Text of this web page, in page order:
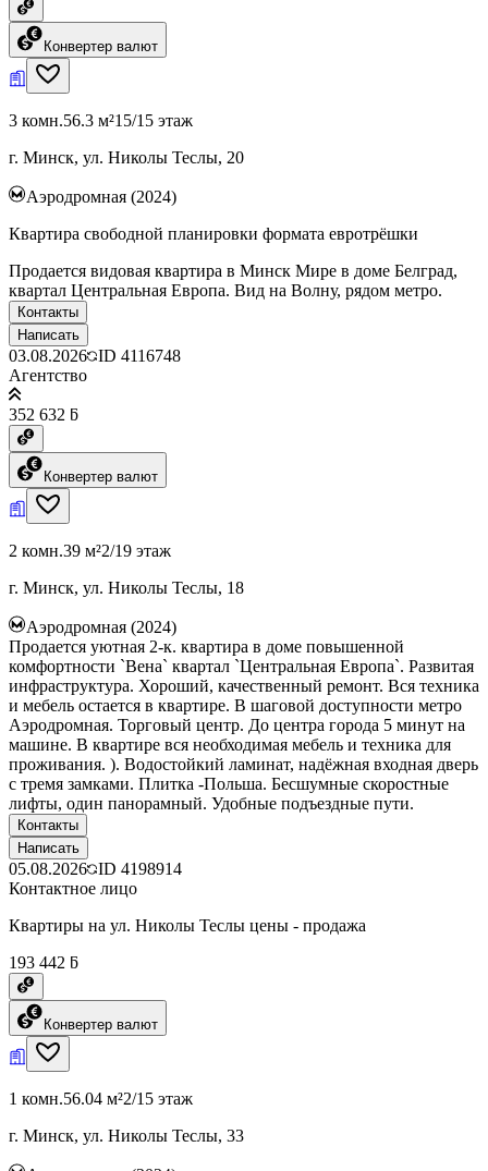
Конвертер валют
3 комн.56.3 м²15/15 этаж
г. Минск, ул. Николы Теслы, 20
Аэродромная (2024)
Квартира свободной планировки формата евротрёшки
Продается видовая квартира в Минск Мире в доме Белград,
квартал Центральная Европа. Вид на Волну, рядом метро.
Контакты
Написать
03.08.2026 ID 4116748
Агентство
352 632 ƃ
Конвертер валют
2 комн.39 м²2/19 этаж
г. Минск, ул. Николы Теслы, 18
Аэродромная (2024)
Продается уютная 2-к. квартира в доме повышенной
комфортности `Вена` квартал `Центральная Европа`. Развитая
инфраструктура. Хороший, качественный ремонт. Вся техника
и мебель остается в квартире. В шаговой доступности метро
Аэродромная. Торговый центр. До центра города 5 минут на
машине. В квартире вся необходимая мебель и техника для
проживания. ). Водостойкий ламинат, надёжная входная дверь
с тремя замками. Плитка -Польша. Бесшумные скоростные
лифты, один панорамный. Удобные подъездные пути.
Контакты
Написать
05.08.2026 ID 4198914
Контактное лицо
Квартиры на ул. Николы Теслы цены - продажа
193 442 ƃ
Конвертер валют
1 комн.56.04 м²2/15 этаж
г. Минск, ул. Николы Теслы, 33